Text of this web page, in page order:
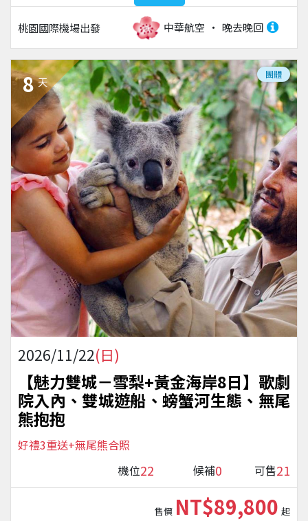
桃園國際機場出發 中華航空 晚去晚回
8 天
團體
2026/11/22(日)
【魅力雙城－雪梨+黃金海岸8日】歌劇
院入內、雙城遊船、螃蟹河生態、無尾
熊抱抱
好禮3重送+無尾熊合照
機位22 候補0 可售21
售價 NT$89,800 起